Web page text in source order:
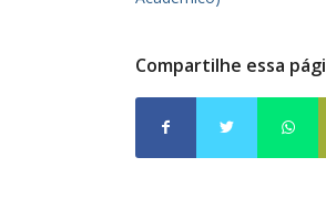
Compartilhe essa